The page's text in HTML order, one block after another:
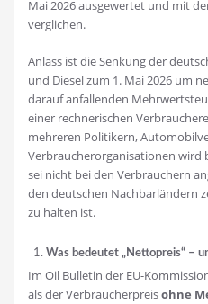
Mai 2026 ausgewertet und mit
verglichen.
Anlass ist die Senkung der
und Diesel zum 1. Mai 2026 um
darauf anfallenden
einer rechnerischen
mehreren Politikern,
Verbraucherorganisationen wird
sei nicht bei den Verbrauchern
den deutschen Nachbarländern
zu halten ist.
Was bedeutet „Nettopreis“ –
Im Oil Bulletin der EU-
als der Verbraucherpreisohne